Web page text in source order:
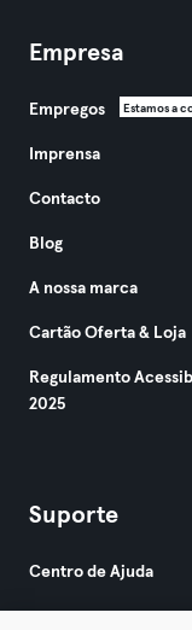
Empresa
Empregos Estamos a
Imprensa
Contacto
Blog
A nossa marca
Cartão Oferta & Loja
Regulamento
2025
Suporte
Centro de Ajuda